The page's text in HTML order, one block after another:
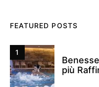
FEATURED POSTS
1
più